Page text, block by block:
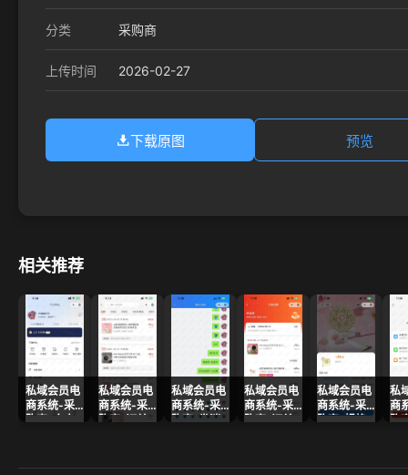
分类 采购商
上传时间 2026-02-27
下载原图 预览
相关推荐
私域会员电
商系统-采
购商-个人
私域会员电
商系统-采
购商-订单
私域会员电
商系统-采
购商-发消
私域会员电
商系统-采
购商-订单
私域会员电
商系统-采
购商-规格
私
商
购